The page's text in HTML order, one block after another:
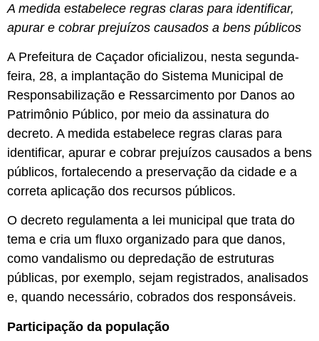
A medida estabelece regras claras para identificar,
apurar e cobrar prejuízos causados a bens públicos
A Prefeitura de Caçador oficializou, nesta segunda-
feira, 28, a implantação do Sistema Municipal de
Responsabilização e Ressarcimento por Danos ao
Patrimônio Público, por meio da assinatura do
decreto. A medida estabelece regras claras para
identificar, apurar e cobrar prejuízos causados a bens
públicos, fortalecendo a preservação da cidade e a
correta aplicação dos recursos públicos.
O decreto regulamenta a lei municipal que trata do
tema e cria um fluxo organizado para que danos,
como vandalismo ou depredação de estruturas
públicas, por exemplo, sejam registrados, analisados
e, quando necessário, cobrados dos responsáveis.
Participação da população